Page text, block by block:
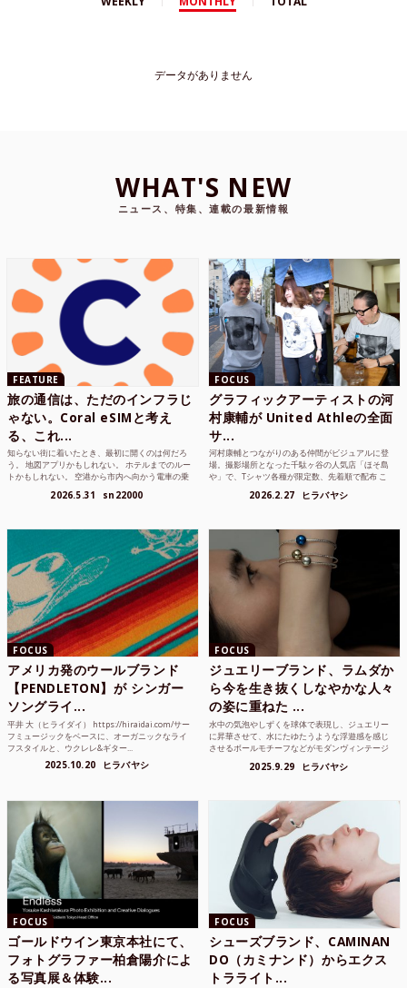
データがありません
WHAT'S NEW
ニュース、特集、連載の最新情報
FEATURE
旅の通信は、ただのインフラじ
ゃない。Coral eSIMと考え
る、これ...
知らない街に着いたとき、最初に開くのは何だろ
う。 地図アプリかもしれない。 ホテルまでのルー
トかもしれない。 空港から市内へ向かう電車の乗
2026.5.31 sn22000
FOCUS
グラフィックアーティストの河
村康輔が United Athleの全面
サ...
河村康輔とつながりのある仲間がビジュアルに登
場。撮影場所となった千駄ヶ谷の人気店「ほそ島
や」で、Tシャツ各種が限定数、先着順で配布 こ
2026.2.27 ヒラバヤシ
FOCUS
アメリカ発のウールブランド
【PENDLETON】が シンガー
ソングライ...
平井 大（ヒライダイ） https://hiraidai.com/サー
フミュージックをベースに、オーガニックなライ
フスタイルと、ウクレレ&ギター...
2025.10.20 ヒラバヤシ
FOCUS
ジュエリーブランド、ラムダか
ら今を生き抜くしなやかな人々
の姿に重ねた ...
水中の気泡やしずくを球体で表現し、ジュエリー
に昇華させて、水にたゆたうような浮遊感を感じ
させるボールモチーフなどがモダンヴィンテージ
2025.9.29 ヒラバヤシ
FOCUS
ゴールドウイン東京本社にて、
フォトグラファー柏倉陽介によ
る写真展＆体験...
FOCUS
シューズブランド、CAMINAN
DO（カミナンド）からエクス
トラライト...